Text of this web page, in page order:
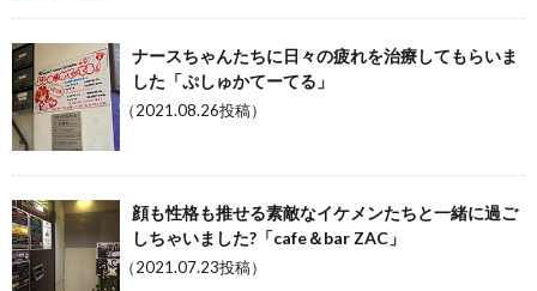
ナースちゃんたちに日々の疲れを治療してもらいま
した「ぷしゅかてーてる」
（2021.08.26投稿）
顔も性格も推せる素敵なイケメンたちと一緒に過ご
しちゃいました?「cafe＆bar ZAC」
（2021.07.23投稿）